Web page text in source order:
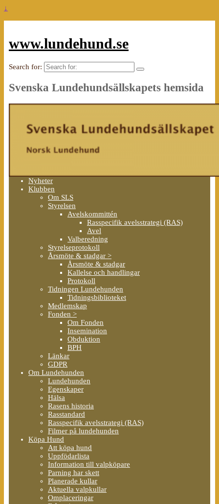
↓
www.lundehund.se
Search for:
Svenska Lundehundsällskapets hemsida
Nyheter
Klubben
Om SLS
Styrelsen
Avelskommittén
Rasspecifik avelsstrategi (RAS)
Avel
Valberedning
Styrelseprotokoll
Årsmöte & stadgar >
Årsmöte & stadgar
Kallelse och handlingar
Protokoll
Tidningen Lundehunden
Tidningsbiblioteket
Medlemskap
Fonden >
Om Fonden
Insemination
Obduktion
BPH
Länkar
GDPR
Om Lundehunden
Lundehunden
Egenskaper
Hälsa
Rasens historia
Rasstandard
Rasspecifik avelsstrategi (RAS)
Filmer på lundehunden
Köpa Hund
Att köpa hund
Uppfödarlista
Information till valpköpare
Parning har skett
Planerade kullar
Aktuella valpkullar
Omplaceringar